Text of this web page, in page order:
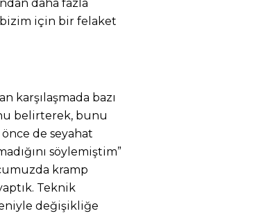
daha fazla
bizim için bir felaket
karşılaşmada bazı
belirterek, bunu
de seyahat
söylemiştim”
kramp
Teknik
değişikliğe